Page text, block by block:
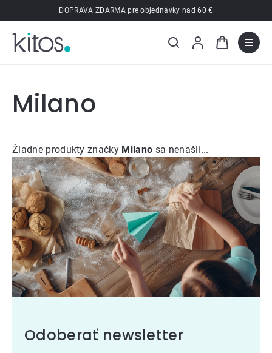
na
obsah
DOPRAVA ZDARMA pre objednávky nad 60 €
Milano
Žiadne produkty značky Milano sa nenašli...
Odoberať newsletter